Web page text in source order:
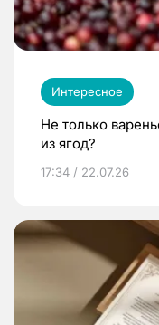
Интересное
Не только
из ягод?
17:34 / 22.07.26